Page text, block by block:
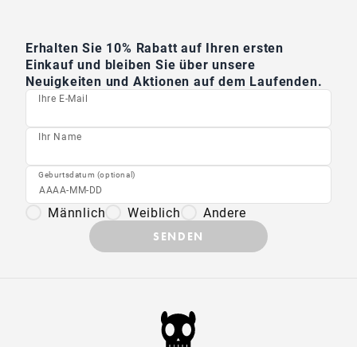
Erhalten Sie 10% Rabatt auf Ihren ersten
Einkauf und bleiben Sie über unsere
Neuigkeiten und Aktionen auf dem Laufenden.
Ihre E-Mail
Ihr Name
Geburtsdatum (optional)
Männlich Weiblich Andere
SENDEN